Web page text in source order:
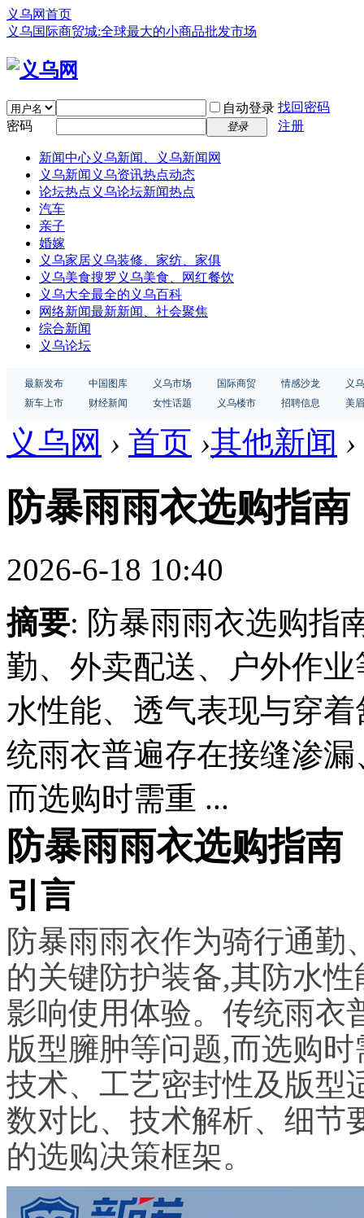
义乌网首页
义乌国际商贸城:全球最大的小商品批发市场
自动登录 找回密码
密码
登录 注册
新闻中心义乌新闻、义乌新闻网
义乌新闻 义乌资讯热点动态
论坛热点 义乌论坛新闻热点
汽车
亲子
婚嫁
义乌家居义乌装修、家纺、家俱
义乌美食搜罗义乌美食、网红餐饮
义乌大全最全的义乌百科
网络新闻最新新闻、社会聚焦
综合新闻
义乌论坛
最新发布 中国图库 义乌市场 国际商贸 情感沙龙
义
新车上市
财经新闻 女性话题 义乌楼市 招聘信息 美
义乌网 › 首页 ›其他新闻 ›
防暴雨雨衣选购指南
2026-6-18 10:40
摘要: 防暴雨雨衣选购指
勤、外卖配送、户外作
水性能、透气表现与穿
统雨衣普遍存在接缝渗
而选购时需重 ...
防暴雨雨衣选购指南
引言
防暴雨雨衣作为骑行通勤
的关键防护装备,其防水
影响使用体验。传统雨衣
版型臃肿等问题,而选购
技术、工艺密封性及版型
数对比、技术解析、细节
的选购决策框架。